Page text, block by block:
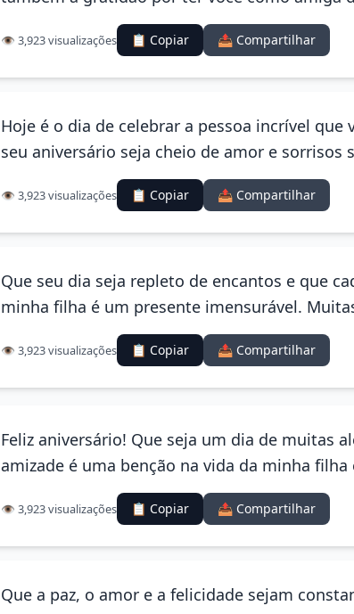
👁️ 3,923 visualizações 📋 Copiar 📤 Compartilhar
Hoje é o dia de celebrar a pessoa incrível
seu aniversário seja cheio de amor e sorrisos
👁️ 3,923 visualizações 📋 Copiar 📤 Compartilhar
Que seu dia seja repleto de encantos e que
minha filha é um presente imensurável.
👁️ 3,923 visualizações 📋 Copiar 📤 Compartilhar
Feliz aniversário! Que seja um dia de muitas
amizade é uma benção na vida da minha filha
👁️ 3,923 visualizações 📋 Copiar 📤 Compartilhar
Que a paz, o amor e a felicidade sejam